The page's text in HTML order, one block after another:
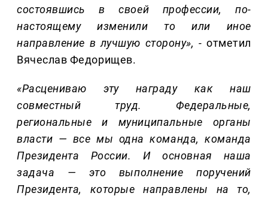
состоявшись в своей профессии, по-
настоящему изменили то или иное
направление в лучшую сторону», -отметил
Вячеслав Федорищев.
«Расцениваю эту награду как наш
совместный труд. Федеральные,
региональные и муниципальные органы
власти — все мы одна команда, команда
Президента России. И основная наша
задача — это выполнение поручений
Президента, которые направлены на то,